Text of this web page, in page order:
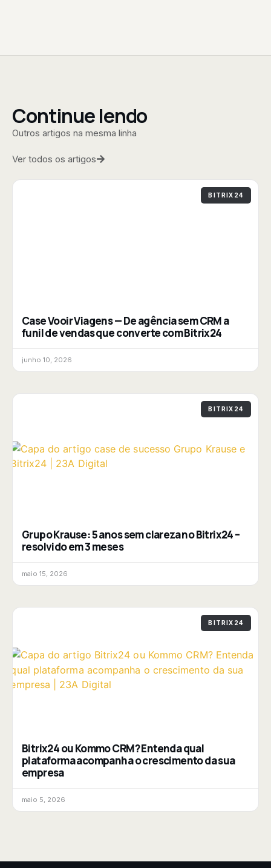
Continue lendo
Outros artigos na mesma linha
Ver todos os artigos
BITRIX24
Case Vooir Viagens — De agência sem CRM a
funil de vendas que converte com Bitrix24
junho 10, 2026
BITRIX24
Grupo Krause: 5 anos sem clareza no Bitrix24 –
resolvido em 3 meses
maio 15, 2026
BITRIX24
Bitrix24 ou Kommo CRM? Entenda qual
plataforma acompanha o crescimento da sua
empresa
maio 5, 2026